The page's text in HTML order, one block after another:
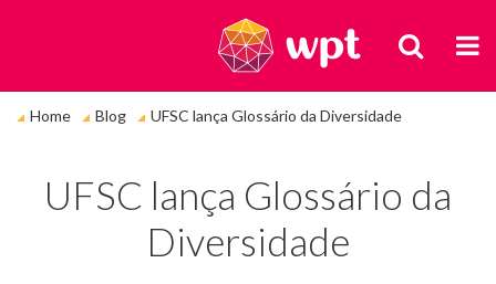
BUSCA
está
Home Blog UFSC lança Glossário da Diversidade
UFSC lança Glossário da
Diversidade